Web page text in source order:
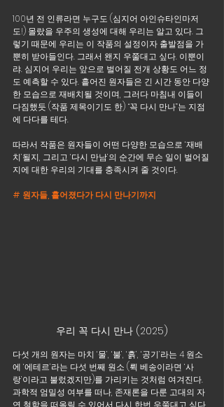
100년 전 인류라면 누구도 (심지어 아인슈타인마저
도!) 몰랐을 우주의 생성에 대해 우리는 알고 있다. 그
렇기 때문에 우리는 이 작품의 설정이자 출발점을 가
뿐히 받아들인다. 그래서 왠지 우쭐대고 싶다. 이뿐이
랴. 심지어 우리는 앞으로 벌어질 전개 상황도 어느 정
도 예측할 수 있다. 흩어진 원자들은 긴 시간 동안 다양
한 모습으로 재배치될 것이며, 그러다 마침내 이들이
다짐했듯 (작품 제목이기도 한) “꼭 다시 만나”는 지점
에 다다를 테다.
따라서 작품은 원자들이 어떤 다양한 모습으로 ‘재배
치’될지, 그리고 ‘다시 만남’의 순간에 무슨 일이 벌어질
지에 대한 우리의 기대를 충족시켜 줄 것이다.
# 원자들, 흩어졌다가 다시 만나기까지
우리 꼭 다시 만나 (2025)
다섯 개의 원자는 마치 ‘물’, ‘불’, ‘흙’, ‘공기’라는 4 원소
에 ‘에테르’라는 다섯 번째 원소 (뤽 베송이라면 ‘사
랑’이라고 불렀겠지만)를 가리키는 것처럼 여겨진다.
과학적 엄밀성 여부를 떠나, 존재론을 다룬 고대의 자
연 철학을 떠올릴 수 있어서 다시 한번 우쭐대고 싶다